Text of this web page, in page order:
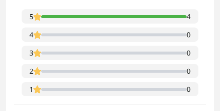
5
4
4
0
3
0
2
0
1
0